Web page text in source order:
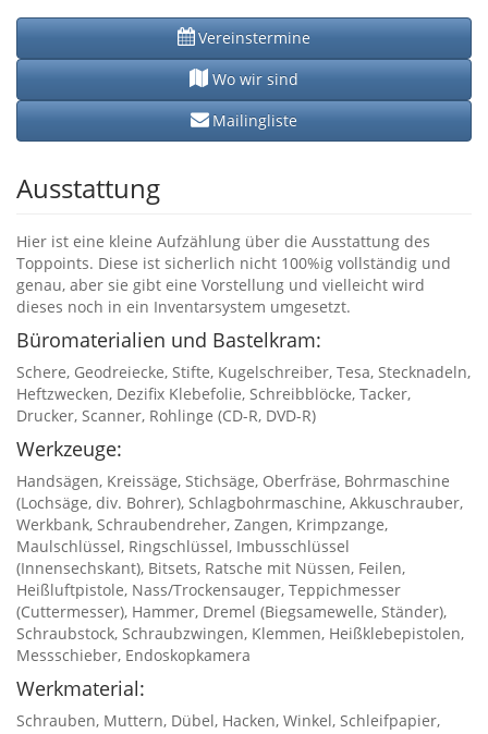
Vereinstermine
Wo wir sind
Mailingliste
Ausstattung
Hier ist eine kleine Aufzählung über die Ausstattung des
Toppoints. Diese ist sicherlich nicht 100%ig vollständig und
genau, aber sie gibt eine Vorstellung und vielleicht wird
dieses noch in ein Inventarsystem umgesetzt.
Büromaterialien und Bastelkram:
Schere, Geodreiecke, Stifte, Kugelschreiber, Tesa, Stecknadeln,
Heftzwecken, Dezifix Klebefolie, Schreibblöcke, Tacker,
Drucker, Scanner, Rohlinge (CD-R, DVD-R)
Werkzeuge:
Handsägen, Kreissäge, Stichsäge, Oberfräse, Bohrmaschine
(Lochsäge, div. Bohrer), Schlagbohrmaschine, Akkuschrauber,
Werkbank, Schraubendreher, Zangen, Krimpzange,
Maulschlüssel, Ringschlüssel, Imbusschlüssel
(Innensechskant), Bitsets, Ratsche mit Nüssen, Feilen,
Heißluftpistole, Nass/Trockensauger, Teppichmesser
(Cuttermesser), Hammer, Dremel (Biegsamewelle, Ständer),
Schraubstock, Schraubzwingen, Klemmen, Heißklebepistolen,
Messschieber, Endoskopkamera
Werkmaterial:
Schrauben, Muttern, Dübel, Hacken, Winkel, Schleifpapier,